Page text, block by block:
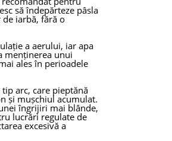
să îndepărteze pâsla
iarbă, fără o
a aerului, iar apa
menținerea unui
ales în perioadele
arc, care pieptănă
și mușchiul acumulat.
îngrijiri mai blânde,
lucrări regulate de
excesivă a